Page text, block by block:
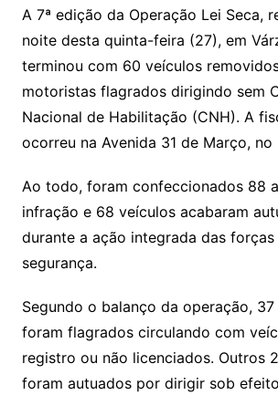
A 7ª edição da Operação Lei Seca,
noite desta quinta-feira (27), em
terminou com 60 veículos
motoristas flagrados dirigindo sem
Nacional de Habilitação (CNH). A
ocorreu na Avenida 31 de Março, no
Ao todo, foram confeccionados 88
infração e 68 veículos acabaram
durante a ação integrada das forças
segurança.
Segundo o balanço da operação,
foram flagrados circulando com
registro ou não licenciados. Outros
foram autuados por dirigir sob